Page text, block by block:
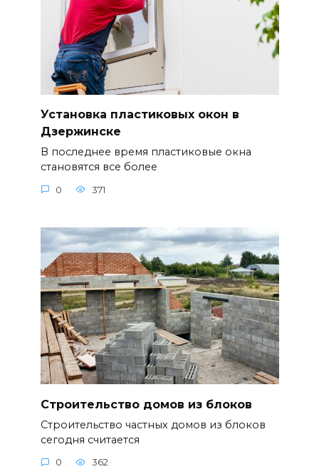
Установка пластиковых окон в
Дзержинске
В последнее время пластиковые окна
становятся все более
0 371
Строительство домов из блоков
Строительство частных домов из блоков
сегодня считается
0 362